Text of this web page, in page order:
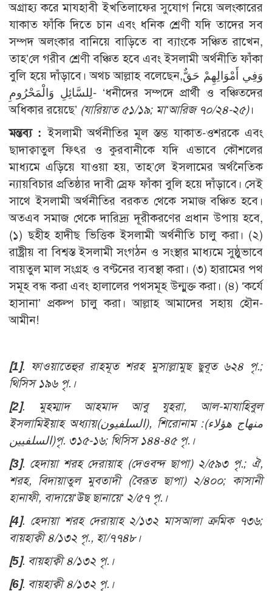
অগ্রাহ্য করে মাযহাবী ইখতিলাফের সুযোগ নিয়ে অলংকারের
যাকাত ফাঁকি দিতে চান এবং ধনিক শ্রেণী যদি তাদের সব
সম্পদ অলংকার বানিয়ে বাড়িতে বা ব্যাংকে সঞ্চিত রাখেন,
তাহ’লে গরীব শ্রেণী বঞ্চিত হবে এবং ইসলামী অর্থনীতি ফাঁকা
বুলি হয়ে দাঁড়াবে। অথচ আল্লাহ বলেছেন,وَفِي أَمْوَالِهِمْ حَقٌّ
لِلسَّائِلِ وَالْمَحْرُومِ- ‘ধনীদের সম্পদে প্রার্থী ও বঞ্চিতদের
অধিকার রয়েছে’ (যারিয়াত ৫১/১৯; মা‘আরিজ ৭০/২৪-২৫)।
মন্তব্য : ইসলামী অর্থনীতির মূল স্তম্ভ যাকাত-ওশরকে এবং
ছাদাক্বাতুল ফিৎর ও কুরবানীকে যদি এভাবে কৌশলের
মাধ্যমে এড়িয়ে যাওয়া হয়, তাহ’লে ইসলামের অর্থনৈতিক
ন্যায়বিচার প্রতিষ্ঠার দাবী স্রেফ ফাঁকা বুলি হয়ে দাঁড়াবে। সেই
সাথে ইসলামী অর্থনীতির বরকত থেকে সমাজ বঞ্চিত হবে।
অতএব সমাজ থেকে দারিদ্র্য দূরীকরণের প্রধান উপায় হবে,
(১) ছহীহ হাদীছ ভিত্তিক ইসলামী অর্থনীতি চালু করা। (২)
রাষ্ট্রীয় বা বিশ্বস্ত ইসলামী সংগঠন ও সংস্থার মাধ্যমে সুষ্ঠুভাবে
বায়তুল মাল সংগ্রহ ও বণ্টনের ব্যবস্থা করা। (৩) হারামের পথ
সমূহ বন্ধ করা এবং হালালের পথসমূহ উন্মুক্ত করা। (৪) ‘কর্যে
হাসানা’ প্রকল্প চালু করা। আল্লাহ আমাদের সহায় হৌন-
আমীন!
[1]. ফাওয়াতেহুর রাহমূত শরহ মুসাল্লামুছ ছুবূত ৬২৪ পৃ.;
থিসিস ১৯৬ পৃ. ।
[2]. মুহম্মাদ আহমাদ আবু যুহরা, আল-মাযাহিবুল
ইসলামিইয়াহ অধ্যায়
(السلفيون), শিরোনাম :(منهاج هؤلاء
السلفيين)পৃ. ৩১৫-১৬; থিসিস ১৪৪-৪৫ পৃ.।
[3]. হেদায়া শরহ দেরায়াহ (দেওবন্দ ছাপা) ২/৫৯৩ পৃ.; ঐ,
শরহ, বিদায়াতুল মুবতাদী (বৈরূত ছাপা) ২/৪০০; কাসানী
হানাফী, বাদায়ে‘উছ ছানায়ে‘ ২/৫৭ পৃ.।
[4]. হেদায়া শরহ দেরায়াহ ২/১৩২ মাসআলা ক্রমিক ৭৩৬;
বায়হাক্বী ৪/১৩২ পৃ., হা/৭৭৪৮।
[5]. বায়হাক্বী ৪/১৩২ পৃ. ।
[6]. বায়হাক্বী ৪/১৩২ পৃ. ।